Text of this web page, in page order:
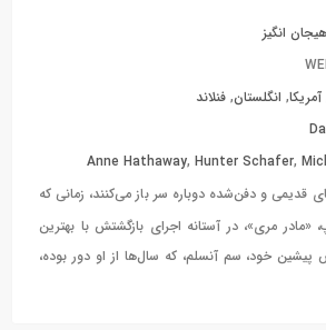
هیجان انگیز
آمریکا, انگلستان, فنلاند
Anne Hathaway, Hunter Schafer,
قدیمی و دفن‌شده دوباره سر باز می‌کنند، زمانی که
مری»، در آستانه اجرای بازگشتش با بهترین
خود، سم آنسلم، که سال‌ها از او دور بوده،